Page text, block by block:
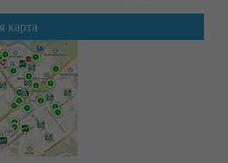
карта